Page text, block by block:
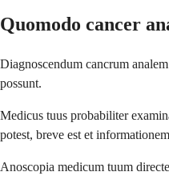
Quomodo cancer
Diagnoscendum cancrum
possunt.
Medicus tuus probabiliter
potest, breve est et
Anoscopia medicum tuum